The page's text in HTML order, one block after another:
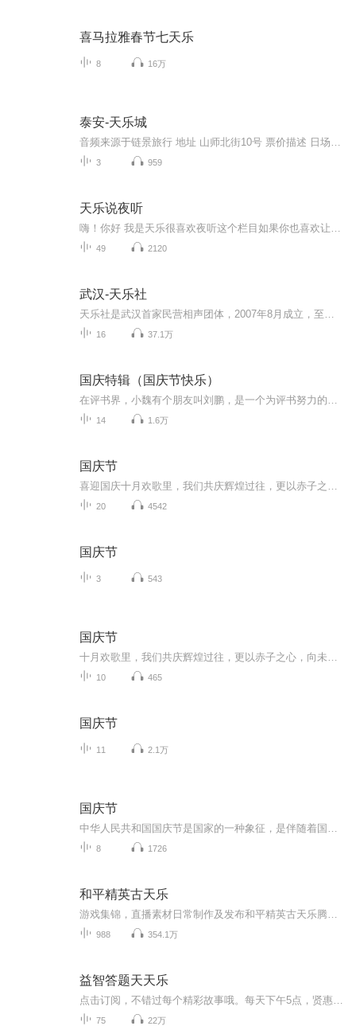
喜马拉雅春节七天乐
8 16万
泰安-天乐城
3 959
天乐说夜听
49 2120
武汉-天乐社
16 37.1万
国庆特辑（国庆节快乐）
14 1.6万
国庆节
20 4542
国庆节
3 543
国庆节
10 465
国庆节
11 2.1万
国庆节
8 1726
和平精英古天乐
988 354.1万
益智答题天天乐
75 22万